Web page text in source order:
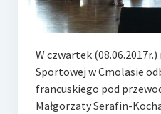
W czwartek
Sportowej w Cmolasie
francuskiego pod
Małgorzaty Serafin-